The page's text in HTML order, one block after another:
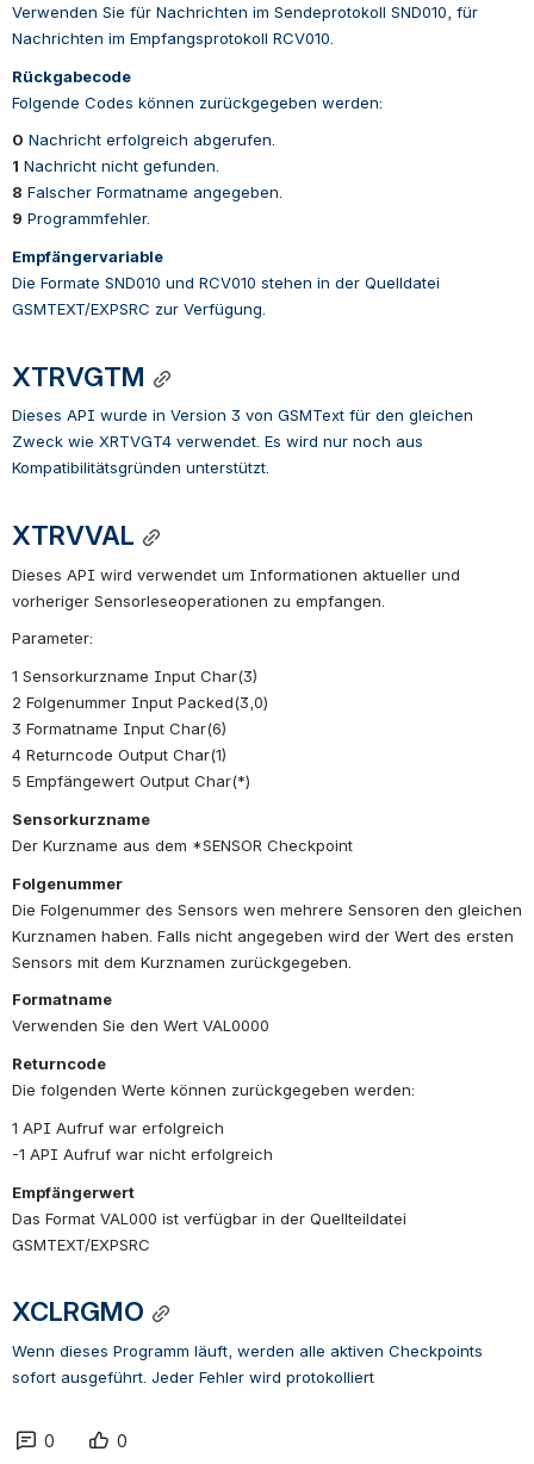
Verwenden Sie für Nachrichten im Sendeprotokoll SND010, für
Nachrichten im Empfangsprotokoll RCV010.
Rückgabecode
Folgende Codes können zurückgegeben werden:
0 Nachricht erfolgreich abgerufen.
1 Nachricht nicht gefunden.
8 Falscher Formatname angegeben.
9 Programmfehler.
Empfängervariable
Die Formate SND010 und RCV010 stehen in der Quelldatei
GSMTEXT/EXPSRC zur Verfügung.
XTRVGTM
Dieses API wurde in Version 3 von GSMText für den gleichen
Zweck wie XRTVGT4 verwendet. Es wird nur noch aus
Kompatibilitätsgründen unterstützt.
XTRVVAL
Dieses API wird verwendet um Informationen aktueller und
vorheriger Sensorleseoperationen zu empfangen.
Parameter:
1 Sensorkurzname Input Char(3)
2 Folgenummer Input Packed(3,0)
3 Formatname Input Char(6)
4 Returncode Output Char(1)
5 Empfängewert Output Char(*)
Sensorkurzname
Der Kurzname aus dem *SENSOR Checkpoint
Folgenummer
Die Folgenummer des Sensors wen mehrere Sensoren den gleichen
Kurznamen haben. Falls nicht angegeben wird der Wert des ersten
Sensors mit dem Kurznamen zurückgegeben.
Formatname
Verwenden Sie den Wert VAL0000
Returncode
Die folgenden Werte können zurückgegeben werden:
1 API Aufruf war erfolgreich
-1 API Aufruf war nicht erfolgreich
Empfängerwert
Das Format VAL000 ist verfügbar in der Quellteildatei
GSMTEXT/EXPSRC
XCLRGMO
Wenn dieses Programm läuft, werden alle aktiven Checkpoints
sofort ausgeführt. Jeder Fehler wird protokolliert
0 0